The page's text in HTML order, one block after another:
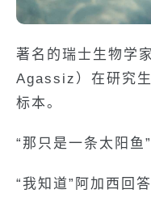
著名的瑞士生物学
Agassiz）在研究
标本。
“那只是一条太阳鱼
“我知道”阿加西回答